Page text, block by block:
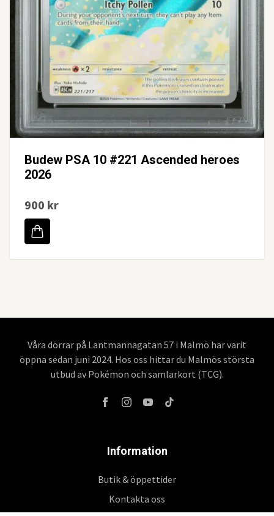
Budew PSA 10 #221 Ascended heroes
2026
900 kr
Våra dörrar på Lantmannagatan 57 i Malmö har varit
öppna sedan juni 2024. Hos oss hittar du Malmös största
utbud av Pokémon och samlarkort (TCG).
Information
Butik & öppettider
Kontakta oss